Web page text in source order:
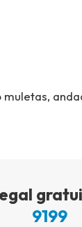
9199